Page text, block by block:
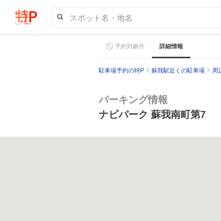
スポット名・地名
予約対象外 詳細情報
駐車場予約の特P 蘇我駅近くの駐車場 周
パーキング情報
ナビパーク 蘇我南町第7